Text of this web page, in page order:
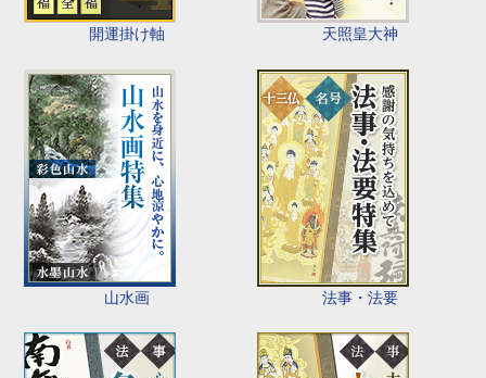
開運掛け軸 天照皇大神
山水画 法事・法要